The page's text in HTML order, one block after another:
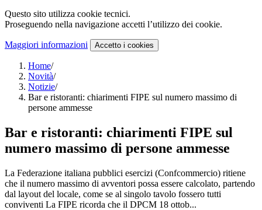
Questo sito utilizza cookie tecnici.
Proseguendo nella navigazione accetti l’utilizzo dei cookie.
Maggiori informazioni Accetto i cookies
Home/
Novità/
Notizie/
Bar e ristoranti: chiarimenti FIPE sul numero massimo di
persone ammesse
Bar e ristoranti: chiarimenti FIPE sul
numero massimo di persone ammesse
La Federazione italiana pubblici esercizi (Confcommercio) ritiene
che il numero massimo di avventori possa essere calcolato, partendo
dal layout del locale, come se al singolo tavolo fossero tutti
conviventi La FIPE ricorda che il DPCM 18 ottob...